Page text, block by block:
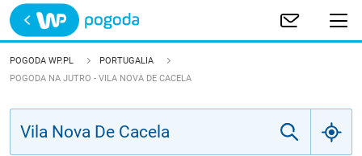
Trwa ładowanie
POLSKA
POGODA WP.PL
PORTUGALIA
POGODA NA JUTRO - VILA NOVA DE CACELA